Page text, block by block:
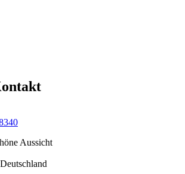
Aussicht